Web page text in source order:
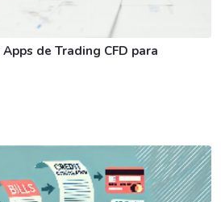
de Trading CFD para